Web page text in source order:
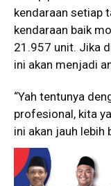
kendaraan setiap
kendaraan baik
21.957 unit. Jika
ini akan menjadi
“Yah tentunya
profesional, kita
ini akan jauh lebih